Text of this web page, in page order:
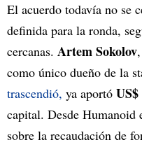
El acuerdo todavía no se
definida para la ronda,
cercanas. Artem Sokolov
como único dueño de la
trascendió, ya aportó
capital. Desde Humanoid
sobre la recaudación de